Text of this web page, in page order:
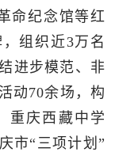
命纪念馆等红
组织近3万名
进步模范、非
动70余场，构
重庆西藏中学
市“三项计划”